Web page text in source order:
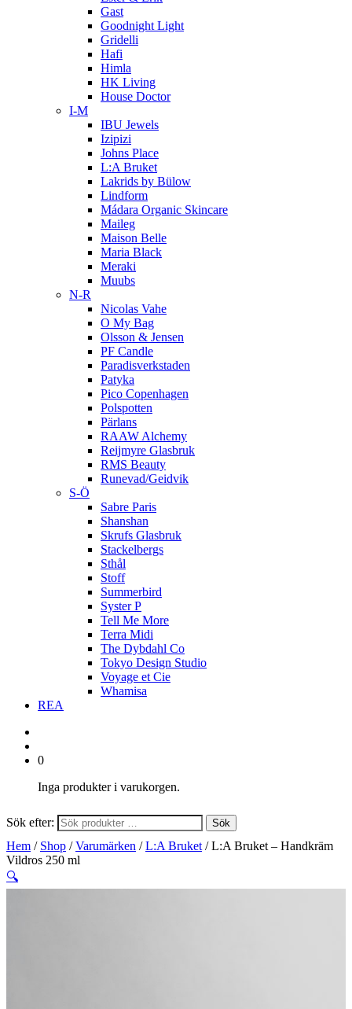
Gast
Goodnight Light
Gridelli
Hafi
Himla
HK Living
House Doctor
I-M
IBU Jewels
Izipizi
Johns Place
L:A Bruket
Lakrids by Bülow
Lindform
Mádara Organic Skincare
Maileg
Maison Belle
Maria Black
Meraki
Muubs
N-R
Nicolas Vahe
O My Bag
Olsson & Jensen
PF Candle
Paradisverkstaden
Patyka
Pico Copenhagen
Polspotten
Pärlans
RAAW Alchemy
Reijmyre Glasbruk
RMS Beauty
Runevad/Geidvik
S-Ö
Sabre Paris
Shanshan
Skrufs Glasbruk
Stackelbergs
Sthål
Stoff
Summerbird
Syster P
Tell Me More
Terra Midi
The Dybdahl Co
Tokyo Design Studio
Voyage et Cie
Whamisa
REA
0
Inga produkter i varukorgen.
Sök efter: Sök
Hem / Shop /Varumärken /L:A Bruket / L:A Bruket – Handkräm
Vildros 250 ml
🔍